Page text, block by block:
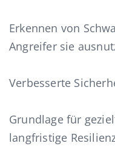
Erkennen von
Angreifer sie
Verbesserte
Grundlage für
langfristige